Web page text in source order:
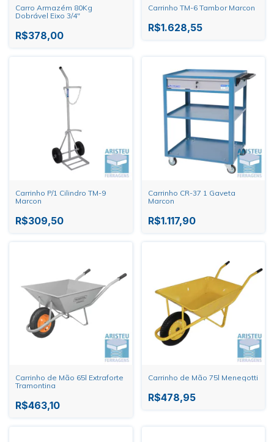
Carro Armazém 80Kg
Dobrável Eixo 3/4"
R$378,00
Carrinho TM-6 Tambor Marcon
R$1.628,55
Carrinho P/1 Cilindro TM-9
Marcon
R$309,50
Carrinho CR-37 1 Gaveta
Marcon
R$1.117,90
Carrinho de Mão 65l Extraforte
Tramontina
R$463,10
Carrinho de Mão 75l Menegotti
R$478,95